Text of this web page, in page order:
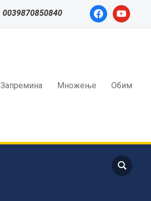
facebookyoutube
0039870850840
Запремина Множење Обим